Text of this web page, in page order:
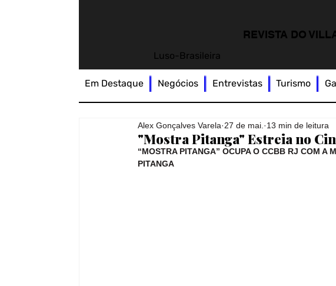
REVISTA DO
Luso-Brasileira
"Mostra Pitanga" Estreia no
Alex Gonçalves Varela 27 de mai. 13 min de leitura
“MOSTRA PITANGA” OCUPA O CCBB RJ COM A
PITANGA
Em Destaque Negócios Entrevistas Turismo